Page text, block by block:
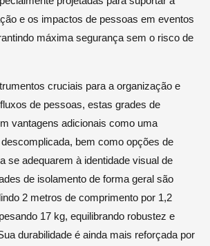
e os impactos de pessoas em eventos
máxima segurança sem o risco de
cruciais para a organização e
de pessoas, estas grades de
vantagens adicionais como uma
bem como opções de
se adequarem à identidade visual de
de isolamento de forma geral são
2 metros de comprimento por 1,2
17 kg, equilibrando robustez e
durabilidade é ainda mais reforçada por